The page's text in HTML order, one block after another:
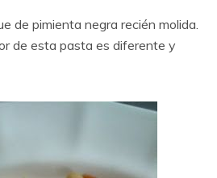
de pimienta negra recién molida.
de esta pasta es diferente y